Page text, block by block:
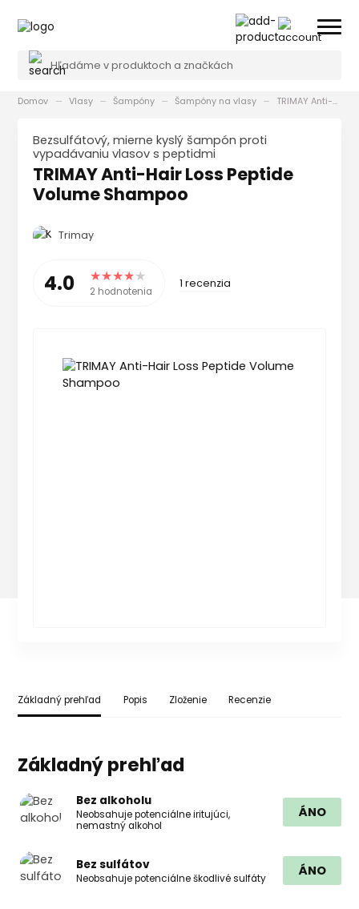
Domov Vlasy Šampóny Šampóny na vlasy TRIMAY Anti-Hair Loss Peptide Volume Shampoo
Bezsulfátový, mierne kyslý šampón proti
vypadávaniu vlasov s peptidmi
TRIMAY Anti-Hair Loss Peptide
Volume Shampoo
Trimay
4.0 2 hodnotenia
1 recenzia
Základný prehľad Popis Zloženie Recenzie
Základný prehľad
Bez alkoholu
Neobsahuje potenciálne iritujúci,
nemastný alkohol
ÁNO
Bez sulfátov
Neobsahuje potenciálne škodlivé sulfáty
ÁNO